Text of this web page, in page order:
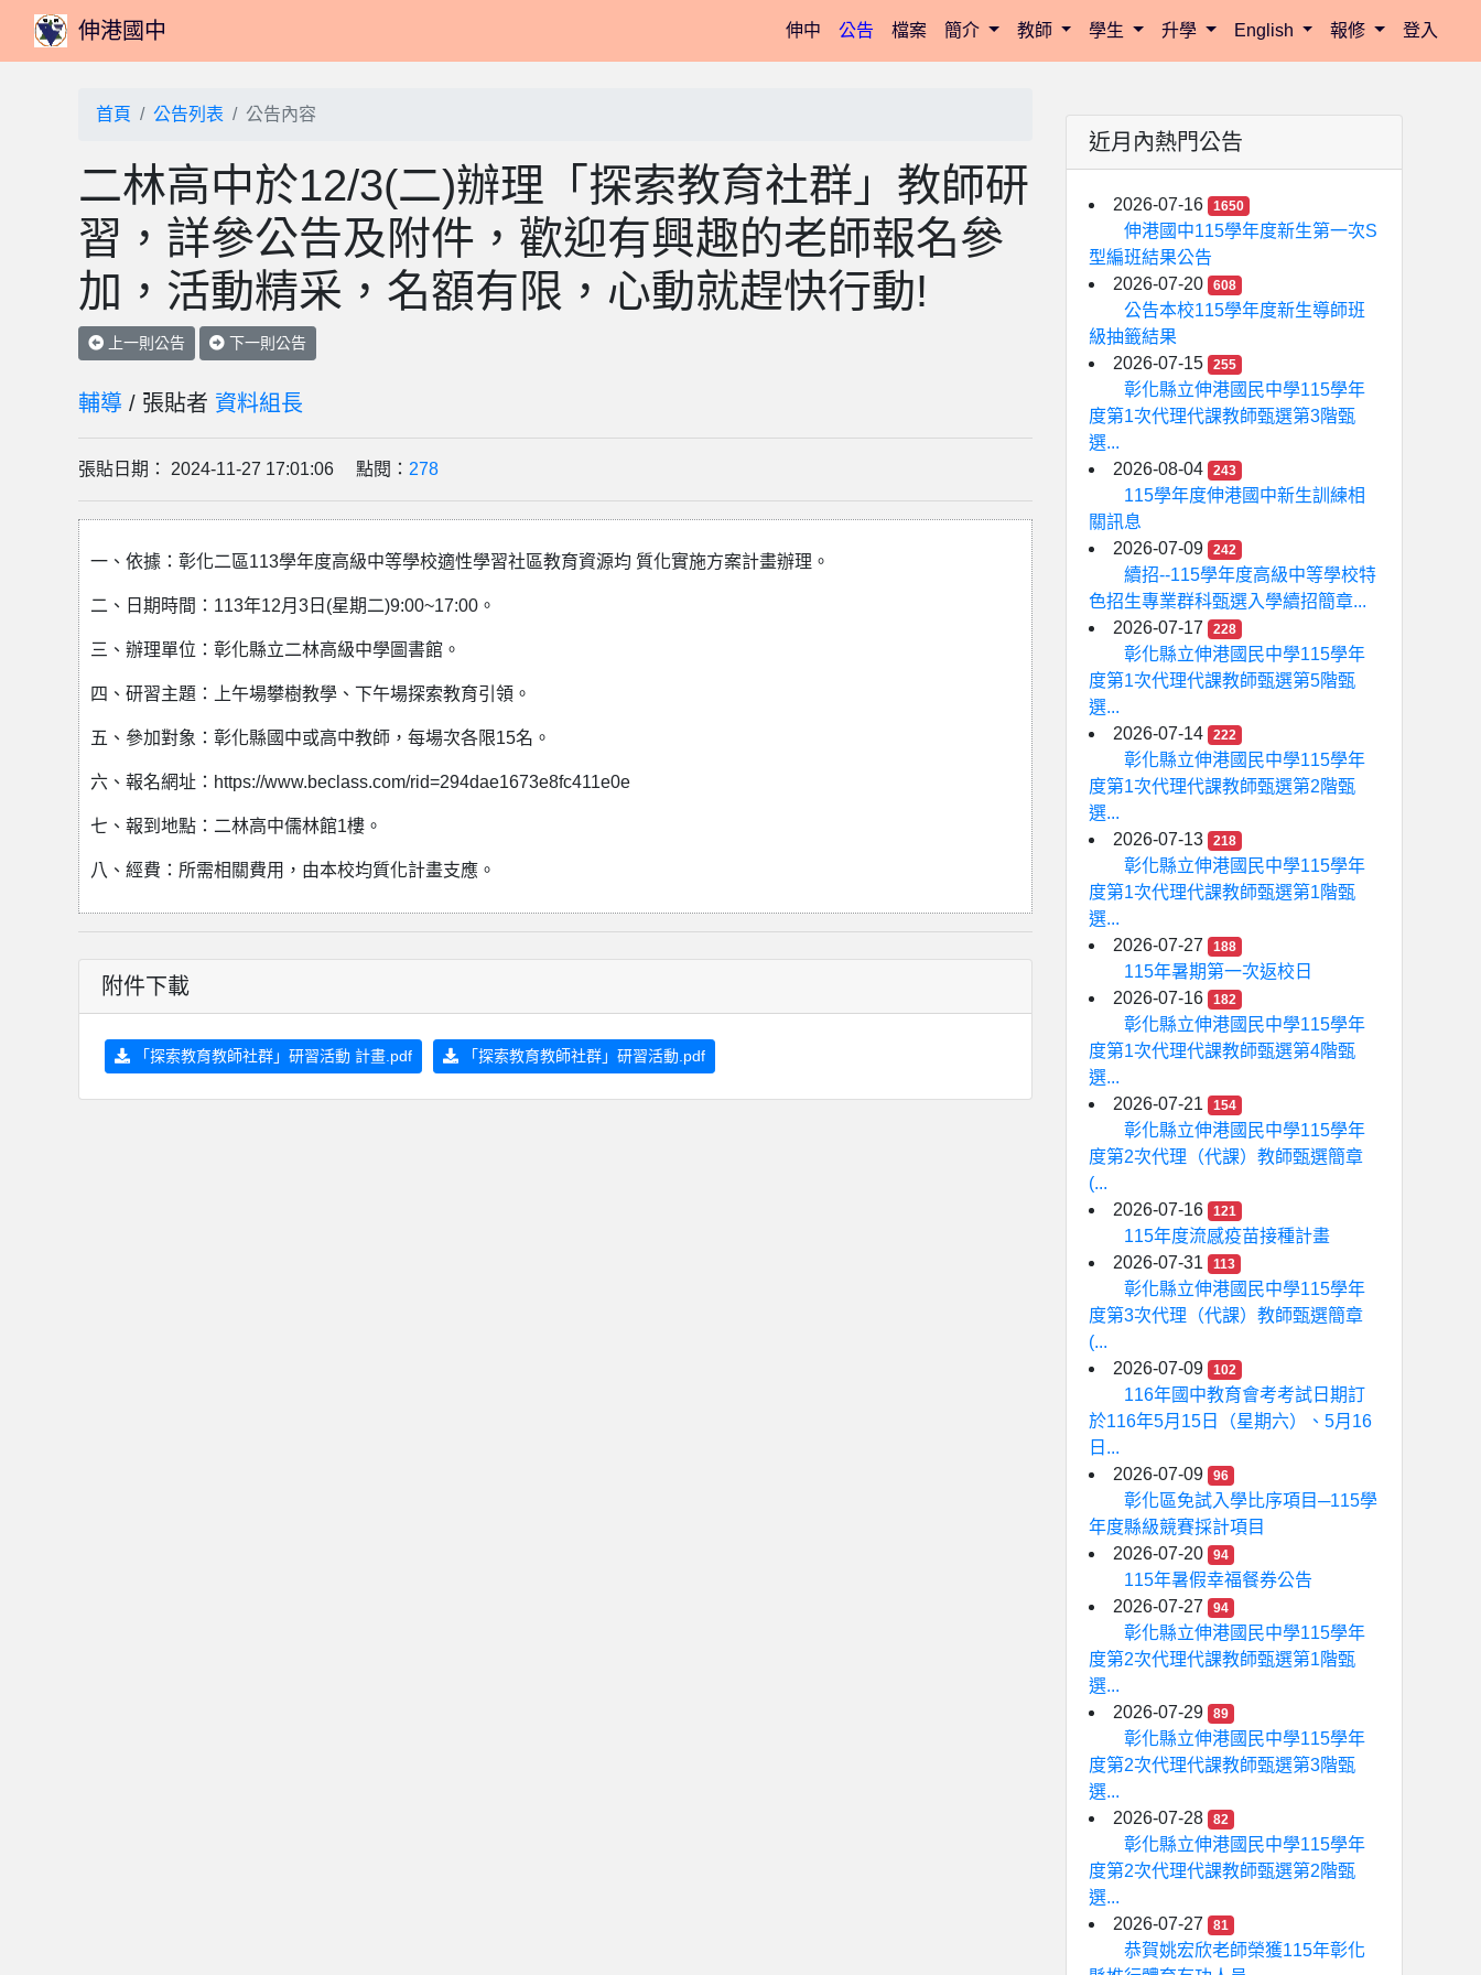
伸港國中 伸中(current)
公告 檔案 簡介 教師 學生 升學 English 報修 登入
首頁 公告列表 公告內容
二林高中於12/3(二)辦理「探索教育社群」教師研
習，詳參公告及附件，歡迎有興趣的老師報名參
加，活動精采，名額有限，心動就趕快行動!
上一則公告 下一則公告
輔導 / 張貼者 資料組長
張貼日期： 2024-11-27 17:01:06 點閱： 278
一、依據：彰化二區113學年度高級中等學校適性學習社區教育資源均 質化實施方案計畫辦理。
二、日期時間：113年12月3日(星期二)9:00~17:00。
三、辦理單位：彰化縣立二林高級中學圖書館。
四、研習主題：上午場攀樹教學、下午場探索教育引領。
五、參加對象：彰化縣國中或高中教師，每場次各限15名。
六、報名網址：https://www.beclass.com/rid=294dae1673e8fc411e0e
七、報到地點：二林高中儒林館1樓。
八、經費：所需相關費用，由本校均質化計畫支應。
附件下載
「探索教育教師社群」研習活動 計畫.pdf 「探索教育教師社群」研習活動.pdf
近月內熱門公告
2026-07-16 1650
伸港國中115學年度新生第一次S
型編班結果公告
2026-07-20
608
公告本校115學年度新生導師班
級抽籤結果
2026-07-15
255
彰化縣立伸港國民中學115學年
度第1次代理代課教師甄選第3階甄
選...
2026-08-04
243
115學年度伸港國中新生訓練相
關訊息
2026-07-09
242
續招--115學年度高級中等學校特
色招生專業群科甄選入學續招簡章...
2026-07-17
228
彰化縣立伸港國民中學115學年
度第1次代理代課教師甄選第5階甄
選...
2026-07-14
222
彰化縣立伸港國民中學115學年
度第1次代理代課教師甄選第2階甄
選...
2026-07-13
218
彰化縣立伸港國民中學115學年
度第1次代理代課教師甄選第1階甄
選...
2026-07-27
188
115年暑期第一次返校日
2026-07-16
182
彰化縣立伸港國民中學115學年
度第1次代理代課教師甄選第4階甄
選...
2026-07-21
154
彰化縣立伸港國民中學115學年
度第2次代理（代課）教師甄選簡章
(...
2026-07-16
121
115年度流感疫苗接種計畫
2026-07-31
113
彰化縣立伸港國民中學115學年
度第3次代理（代課）教師甄選簡章
(...
2026-07-09
102
116年國中教育會考考試日期訂
於116年5月15日（星期六）、5月16
日...
2026-07-09
96
彰化區免試入學比序項目─115學
年度縣級競賽採計項目
2026-07-20
94
115年暑假幸福餐券公告
2026-07-27
94
彰化縣立伸港國民中學115學年
度第2次代理代課教師甄選第1階甄
選...
2026-07-29
89
彰化縣立伸港國民中學115學年
度第2次代理代課教師甄選第3階甄
選...
2026-07-28
82
彰化縣立伸港國民中學115學年
度第2次代理代課教師甄選第2階甄
選...
2026-07-27
81
恭賀姚宏欣老師榮獲115年彰化